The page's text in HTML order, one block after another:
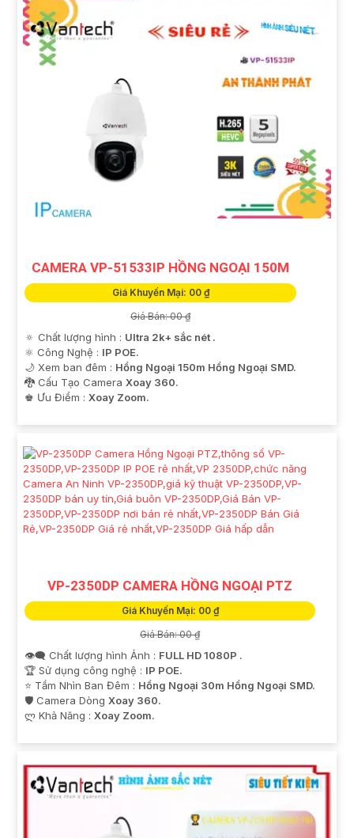
CAMERA VP-51533IP HỒNG NGOẠI 150M
Giá Khuyến Mại: 00 ₫
Giá Bán: 00 ₫
🔅 Chất lượng hình : Ultra 2k+ sắc nét .
⚛️ Công Nghệ : IP POE.
🌙 Xem ban đêm : Hồng Ngoại 150m Hồng Ngoại SMD.
🐉️ Cấu Tạo Camera Xoay 360.
️♚ Ưu Điểm : Xoay Zoom.
VP-2350DP CAMERA HỒNG NGOẠI PTZ
Giá Khuyến Mại: 00 ₫
Giá Bán: 00 ₫
👁️‍🗨 Chất lượng hình Ảnh : FULL HD 1080P .
🏆 Sử dụng công nghệ : IP POE.
⭐ Tầm Nhìn Ban Đêm : Hồng Ngoại 30m Hồng Ngoại SMD.
🛡 Camera Dòng Xoay 360.
️ლ Khả Năng : Xoay Zoom.